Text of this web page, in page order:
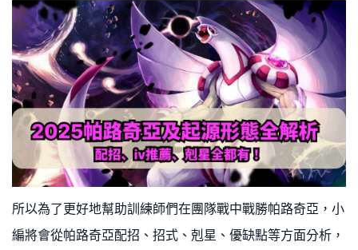
所以為了更好地幫助訓練師們在團隊戰中戰勝帕路奇亞，小
編將會從帕路奇亞配招、招式、剋星、優缺點等方面分析，